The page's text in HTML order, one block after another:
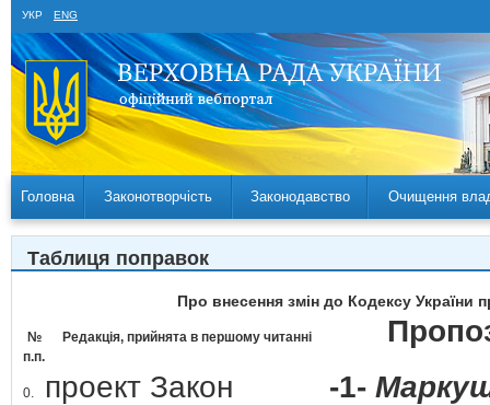
УКР ENG
Головна Законотворчість Законодавство Очищення
Таблиця поправок
Про внесення змін до Кодексу України
№
п.п.
Редакція, прийнята в першому читанні
0.
проект Закон
-1-